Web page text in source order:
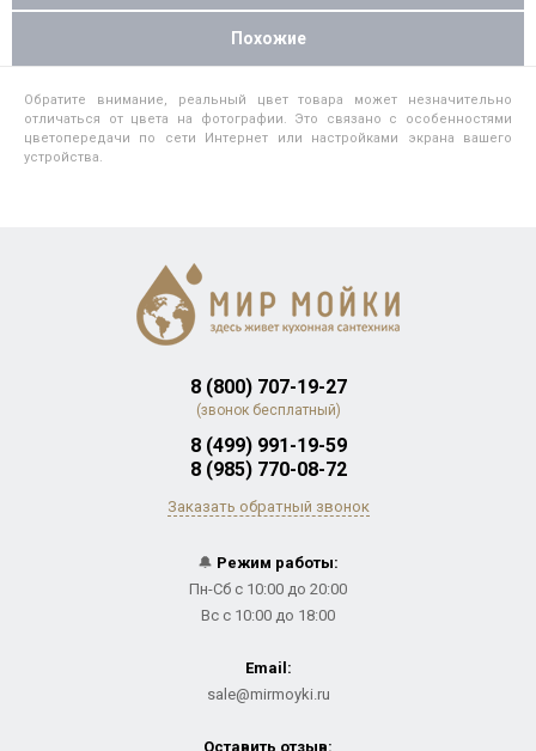
Похожие
Обратите внимание, реальный цвет товара может незначительно
отличаться от цвета на фотографии. Это связано с особенностями
цветопередачи по сети Интернет или настройками экрана вашего
устройства.
8 (800) 707-19-27
(звонок бесплатный)
8 (499) 991-19-59
8 (985) 770-08-72
Заказать обратный звонок
🔔 Режим работы:
Пн-Сб с 10:00 до 20:00
Вс с 10:00 до 18:00
Email:
sale@mirmoyki.ru
Оставить отзыв: